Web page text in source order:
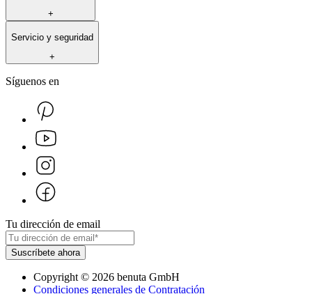
+
Servicio y seguridad
+
Síguenos en
Tu dirección de email
Suscríbete ahora
Copyright© 2026 benuta GmbH
Condiciones generales de Contratación